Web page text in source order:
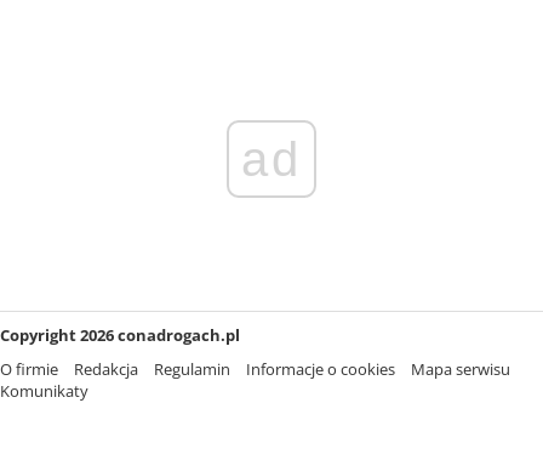
ad
Copyright 2026 conadrogach.pl
O firmie
Redakcja Regulamin Informacje o cookies
Mapa serwisu
Komunikaty